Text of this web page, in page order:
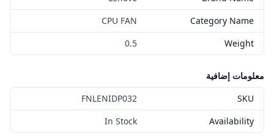
Category Name
CPU FAN
Weight
0.5
معلومات إضافية
SKU
FNLENIDP032
Availability
In Stock